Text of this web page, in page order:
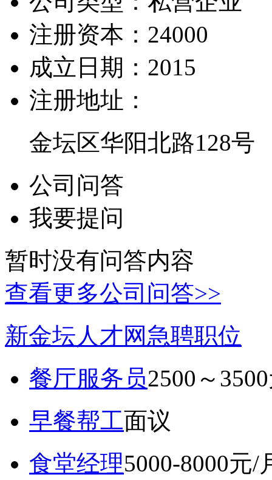
注册资本： 24000
成立日期： 2015
注册地址：
金坛区华阳北路128号
公司问答
我要提问
暂时没有问答内容
查看更多公司问答>>
新金坛人才网急聘职位
餐厅服务员2500～
早餐帮工面议
食堂经理5000-8000元/